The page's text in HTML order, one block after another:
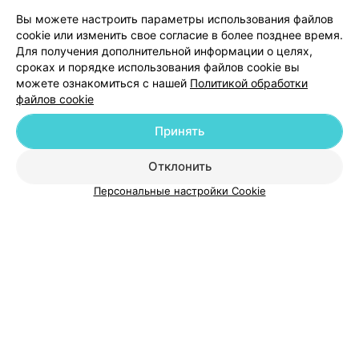
миокарда
Добавить специалиста
Вы можете настроить параметры использования файлов
cookie или изменить свое согласие в более позднее время.
Для получения дополнительной информации о целях,
сроках и порядке использования файлов cookie вы
можете ознакомиться с нашей Политикой обработки
файлов cookie
Отклонить
Принять
Персональные настройки Cookie